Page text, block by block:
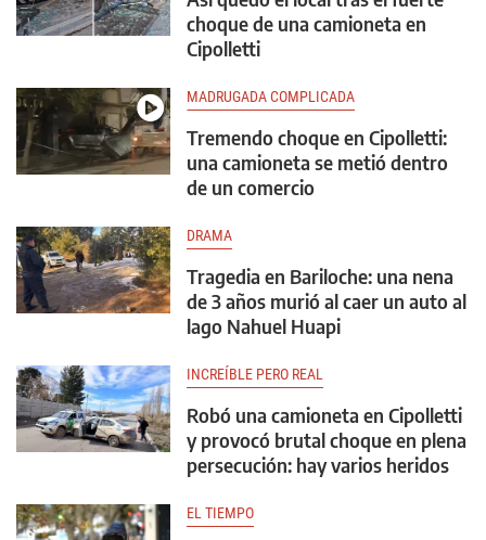
choque de una camioneta en
Cipolletti
MADRUGADA COMPLICADA
Tremendo choque en Cipolletti:
una camioneta se metió dentro
de un comercio
DRAMA
Tragedia en Bariloche: una nena
de 3 años murió al caer un auto al
lago Nahuel Huapi
INCREÍBLE PERO REAL
Robó una camioneta en Cipolletti
y provocó brutal choque en plena
persecución: hay varios heridos
EL TIEMPO